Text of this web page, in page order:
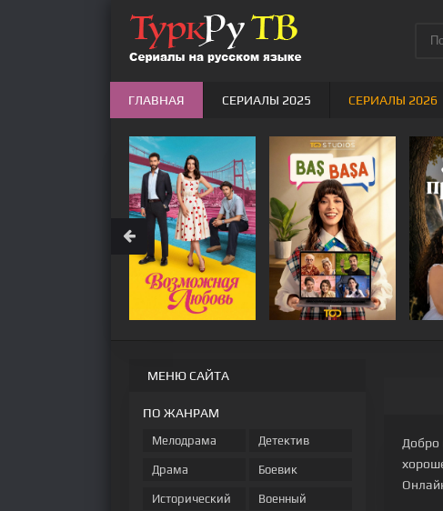
Добро
МЕНЮ САЙТА
ПО ЖАНРАМ
Мелодрама
Драма
Исторический
Детектив
Боевик
Военный
ГЛАВНАЯ СЕРИАЛЫ 2025 СЕРИАЛЫ 2026